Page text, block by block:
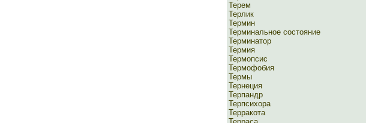
Терем
Терлик
Термин
Терминальное состояние
Терминатор
Термия
Термопсис
Термофобия
Термы
Тернеция
Терпандр
Терпсихора
Терракота